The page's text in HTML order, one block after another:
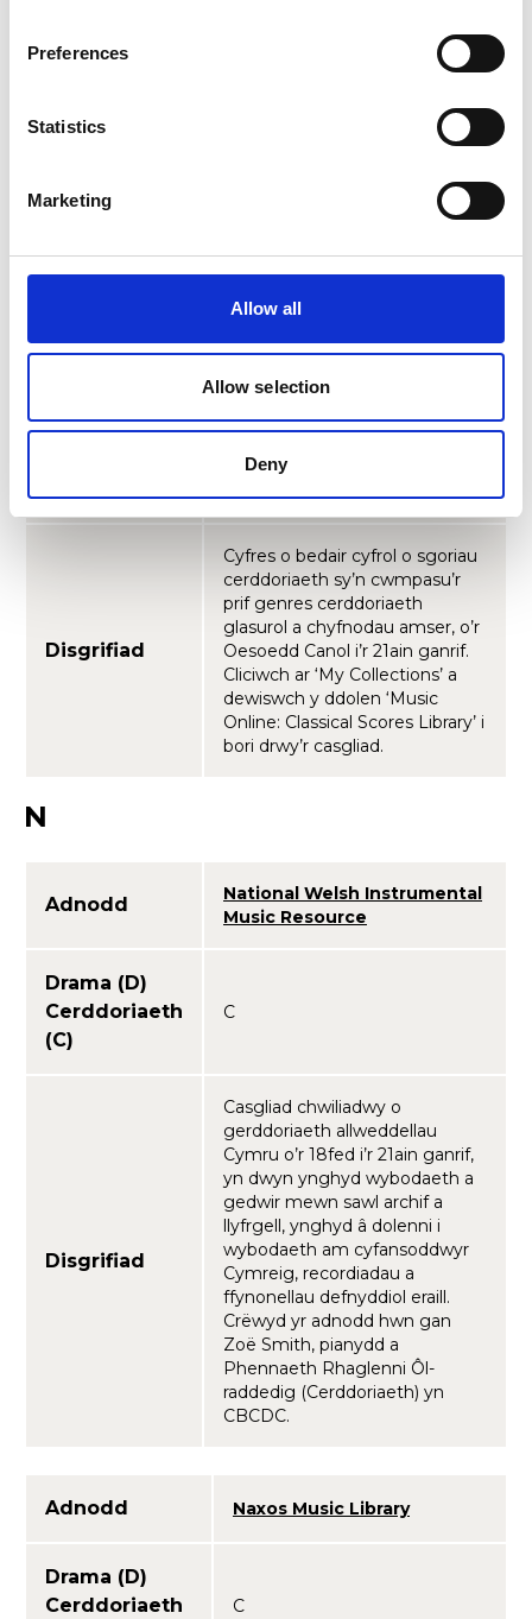
Preferences
Statistics
Marketing
Allow all
Allow selection
Deny
Disgrifiad
cerddorol a ffilmiwyd o’r 1940au
mwyaf mawreddog y byd. Mae
cyngherddau, operâu, bale,
dosbarthiadau meistr.
Adnodd
Music Online: Classical
Drama (D)
Disgrifiad
Cyfres o bedair cyfrol o sgoriau
cerddoriaeth sy’n cwmpasu’r
prif genres cerddoriaeth
glasurol a chyfnodau amser, o’r
Oesoedd Canol i’r 21ain ganrif.
Cliciwch ar ‘My Collections’ a
dewiswch y ddolen ‘Music
Online: Classical Scores Library’ i
bori drwy’r casgliad.
N
Adnodd
National Welsh Instrumental
Music Resource
Drama (D)
Cerddoriaeth
(C)
C
Disgrifiad
Casgliad chwiliadwy o
gerddoriaeth allweddellau
Cymru o’r 18fed i’r 21ain ganrif,
yn dwyn ynghyd wybodaeth a
gedwir mewn sawl archif a
llyfrgell, ynghyd â dolenni i
wybodaeth am cyfansoddwyr
Cymreig, recordiadau a
ffynonellau defnyddiol eraill.
Crëwyd yr adnodd hwn gan
Zoë Smith, pianydd a
Phennaeth Rhaglenni Ôl-
raddedig (Cerddoriaeth) yn
CBCDC.
Adnodd Naxos Music Library
Drama (D)
Cerddoriaeth
C